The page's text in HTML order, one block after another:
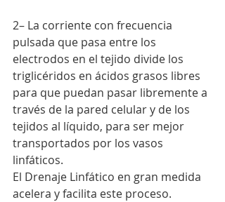
2– La corriente con frecuencia
pulsada que pasa entre los
electrodos en el tejido divide los
triglicéridos en ácidos grasos libres
para que puedan pasar libremente a
través de la pared celular y de los
tejidos al líquido, para ser mejor
transportados por los vasos
linfáticos.
El Drenaje Linfático en gran medida
acelera y facilita este proceso.